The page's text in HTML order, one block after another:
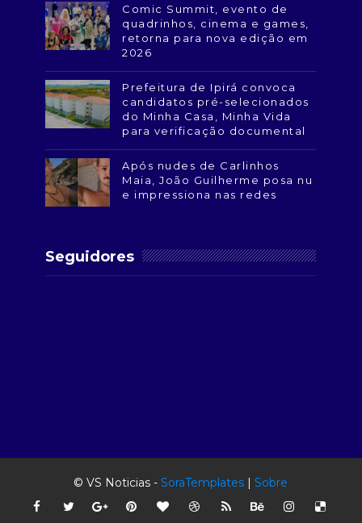
Comic Summit, evento de
quadrinhos, cinema e games,
retorna para nova edição em
2026
Prefeitura de Ipirá convoca
candidatos pré-selecionados
do Minha Casa, Minha Vida
para verificação documental
Após nudes de Carlinhos
Maia, João Guilherme posa nu
e impressiona nas redes
Seguidores
© VS Noticias -SoraTemplates |Sobre